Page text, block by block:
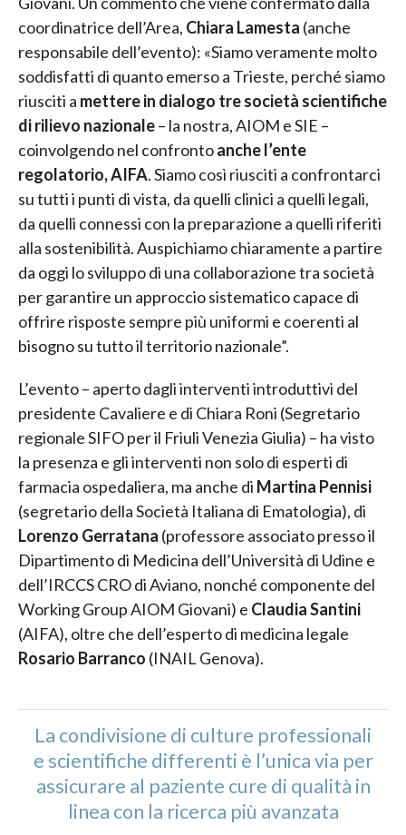
coordinatrice dell’Area, Chiara Lamesta (anche
responsabile dell’evento): «Siamo veramente molto
soddisfatti di quanto emerso a Trieste, perché siamo
riusciti a mettere in dialogo tre società scientifiche
di rilievo nazionale– la nostra, AIOM e SIE –
coinvolgendo nel confrontoanche l’ente
regolatorio, AIFA. Siamo così riusciti a confrontarci
su tutti i punti di vista, da quelli clinici a quelli legali,
da quelli connessi con la preparazione a quelli riferiti
alla sostenibilità. Auspichiamo chiaramente a partire
da oggi lo sviluppo di una collaborazione tra società
per garantire un approccio sistematico capace di
offrire risposte sempre più uniformi e coerenti al
bisogno su tutto il territorio nazionale”.
L’evento – aperto dagli interventi introduttivi del
presidente Cavaliere e di Chiara Roni (Segretario
regionale SIFO per il Friuli Venezia Giulia) – ha visto
la presenza e gli interventi non solo di esperti di
farmacia ospedaliera, ma anche di Martina Pennisi
(segretario della Società Italiana di Ematologia), di
Lorenzo Gerratana (professore associato presso il
Dipartimento di Medicina dell’Università di Udine e
dell’IRCCS CRO di Aviano, nonché componente del
Working Group AIOM Giovani) e Claudia Santini
(AIFA), oltre che dell’esperto di medicina legale
Rosario Barranco (INAIL Genova).
La condivisione di culture professionali
e scientifiche differenti è l’unica via per
assicurare al paziente cure di qualità in
linea con la ricerca più avanzata